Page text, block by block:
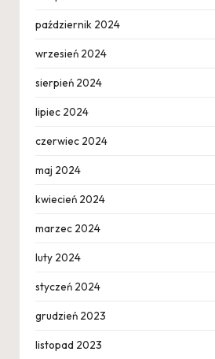
październik 2024
wrzesień 2024
sierpień 2024
lipiec 2024
czerwiec 2024
maj 2024
kwiecień 2024
marzec 2024
luty 2024
styczeń 2024
grudzień 2023
listopad 2023